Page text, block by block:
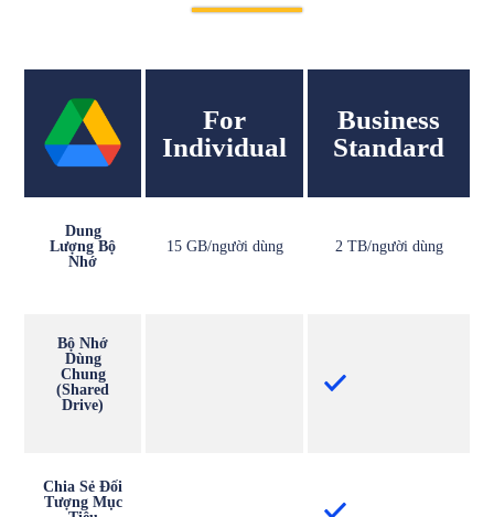
For
Individual
Business
Standard
Dung
Lượng Bộ
Nhớ
15 GB/người dùng 2 TB/người dùng
Bộ Nhớ
Dùng
Chung
(Shared
Drive)
Chia Sẻ Đối
Tượng Mục